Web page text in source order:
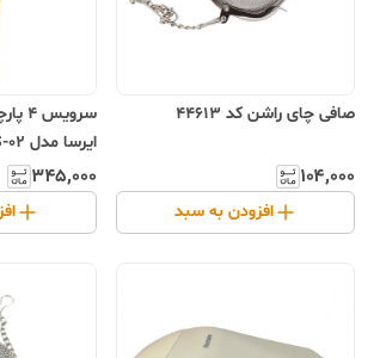
صافی چای راشن کد 44613
۱۰۴٬۰۰۰
افزودن به سبد
ایرسا مدل S-02
۳۴۵٬۰۰۰